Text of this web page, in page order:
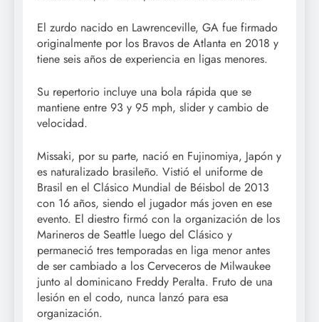
El zurdo nacido en Lawrenceville, GA fue firmado
originalmente por los Bravos de Atlanta en 2018 y
tiene seis años de experiencia en ligas menores.
Su repertorio incluye una bola rápida que se
mantiene entre 93 y 95 mph, slider y cambio de
velocidad.
Missaki, por su parte, nació en Fujinomiya, Japón y
es naturalizado brasileño. Vistió el uniforme de
Brasil en el Clásico Mundial de Béisbol de 2013
con 16 años, siendo el jugador más joven en ese
evento. El diestro firmó con la organización de los
Marineros de Seattle luego del Clásico y
permaneció tres temporadas en liga menor antes
de ser cambiado a los Cerveceros de Milwaukee
junto al dominicano Freddy Peralta. Fruto de una
lesión en el codo, nunca lanzó para esa
organización.